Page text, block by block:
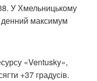
У Хмельницькому
денний максимум
«Ventusky»,
+37 градусів.